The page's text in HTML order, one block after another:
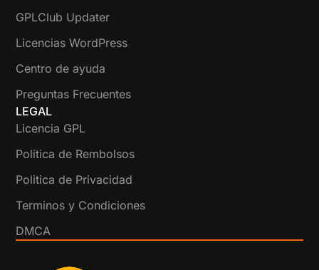
GPLClub Updater
Licencias WordPress
Centro de ayuda
Preguntas Frecuentes
LEGAL
Licencia GPL
Politica de Rembolsos
Politica de Privacidad
Terminos y Condiciones
DMCA